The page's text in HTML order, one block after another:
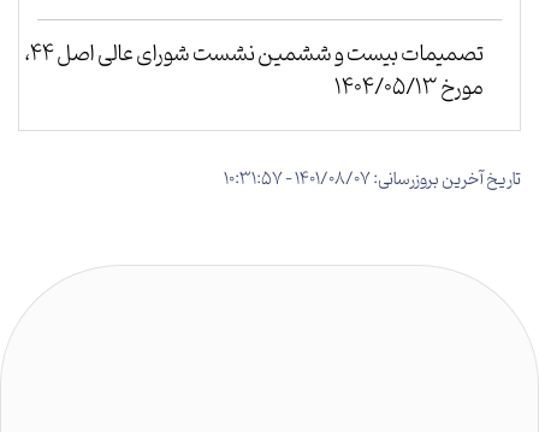
تصمیمات بیست و ششمین نشست شورای عالی اصل 44،
مورخ 1404/05/13
تاریخ آخرین بروزرسانی: 1401/08/07 - 10:31:57